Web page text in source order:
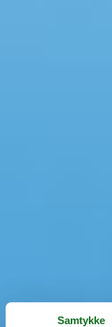
Samtykke